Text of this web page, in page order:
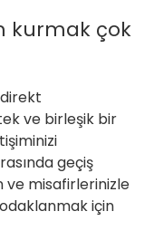
kurmak çok
ve birleşik bir
geçiş
ve misafirlerinizle
için